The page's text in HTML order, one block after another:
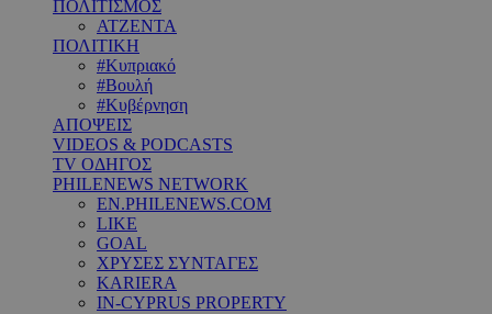
ΠΟΛΙΤΙΣΜΟΣ
ΑΤΖΕΝΤΑ
ΠΟΛΙΤΙΚΗ
#Κυπριακό
#Βουλή
#Κυβέρνηση
ΑΠΟΨΕΙΣ
VIDEOS & PODCASTS
TV ΟΔΗΓΟΣ
PHILENEWS NETWORK
EN.PHILENEWS.COM
LIKE
GOAL
ΧΡΥΣΕΣ ΣΥΝΤΑΓΕΣ
KARIERA
IN-CYPRUS PROPERTY